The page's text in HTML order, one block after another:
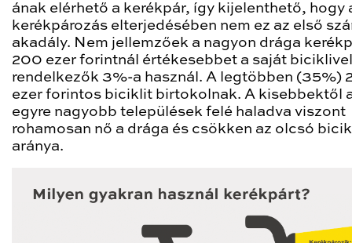
ának elérhető a kerékpár, így kijelenthető, hogy
kerékpározás elterjedésében nem ez az első
akadály. Nem jellemzőek a nagyon drága
200 ezer forintnál értékesebbet a saját biciklivel
rendelkezők 3%-a használ. A legtöbben (35%)
ezer forintos biciklit birtokolnak. A kisebbektől
egyre nagyobb települések felé haladva viszont
rohamosan nő a drága és csökken az olcsó
aránya.